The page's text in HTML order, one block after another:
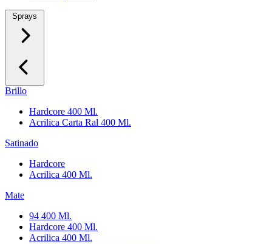
Sprays
Brillo
Hardcore 400 Ml.
Acrilica Carta Ral 400 Ml.
Satinado
Hardcore
Acrilica 400 Ml.
Mate
94 400 Ml.
Hardcore 400 Ml.
Acrilica 400 Ml.